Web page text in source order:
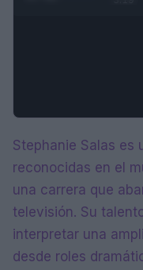
Stephanie Salas es
reconocidas en el
una carrera que
televisión. Su
interpretar una
desde roles